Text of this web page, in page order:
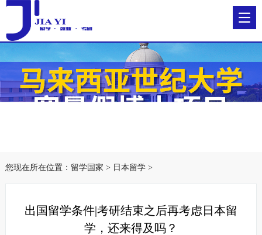
您现在所在位置： 留学国家 > 日本留学>
出国留学条件|考研结束之后再考虑日本留
学，还来得及吗？